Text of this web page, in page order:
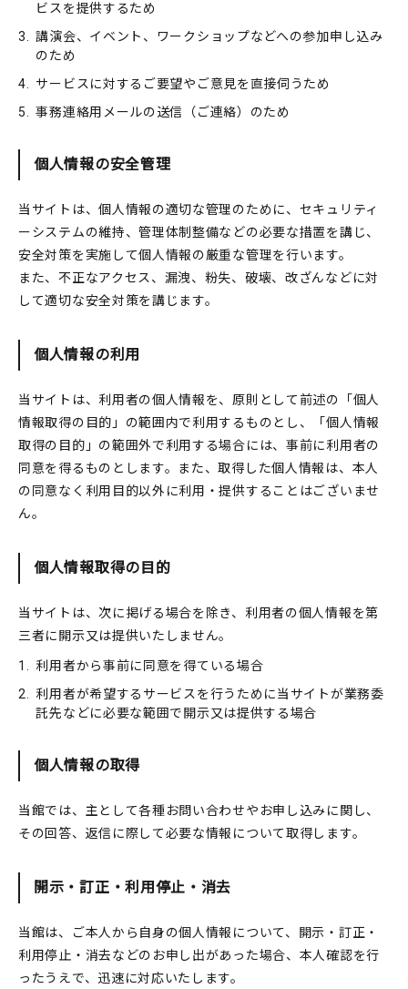
ビスを提供するため
3.
講演会、イベント、ワークショップなどへの参加申し込み
のため
4.
サービスに対するご要望やご意見を直接伺うため
5.
事務連絡用メールの送信（ご連絡）のため
個人情報の安全管理
当サイトは、個人情報の適切な管理のために、セキュリティ
ーシステムの維持、管理体制整備などの必要な措置を講じ、
安全対策を実施して個人情報の厳重な管理を行います。
また、不正なアクセス、漏洩、粉失、破壊、改ざんなどに対
して適切な安全対策を講じます。
個人情報の利用
当サイトは、利用者の個人情報を、原則として前述の「個人
情報取得の目的」の範囲内で利用するものとし、「個人情報
取得の目的」の範囲外で利用する場合には、事前に利用者の
同意を得るものとします。また、取得した個人情報は、本人
の同意なく利用目的以外に利用・提供することはございませ
ん。
個人情報取得の目的
当サイトは、次に掲げる場合を除き、利用者の個人情報を第
三者に開示又は提供いたしません。
1.
利用者から事前に同意を得ている場合
2.
利用者が希望するサービスを行うために当サイトが業務委
託先などに必要な範囲で開示又は提供する場合
個人情報の取得
当館では、主として各種お問い合わせやお申し込みに関し、
その回答、返信に際して必要な情報について取得します。
開示・訂正・利用停止・消去
当館は、ご本人から自身の個人情報について、開示・訂正・
利用停止・消去などのお申し出があった場合、本人確認を行
ったうえで、迅速に対応いたします。